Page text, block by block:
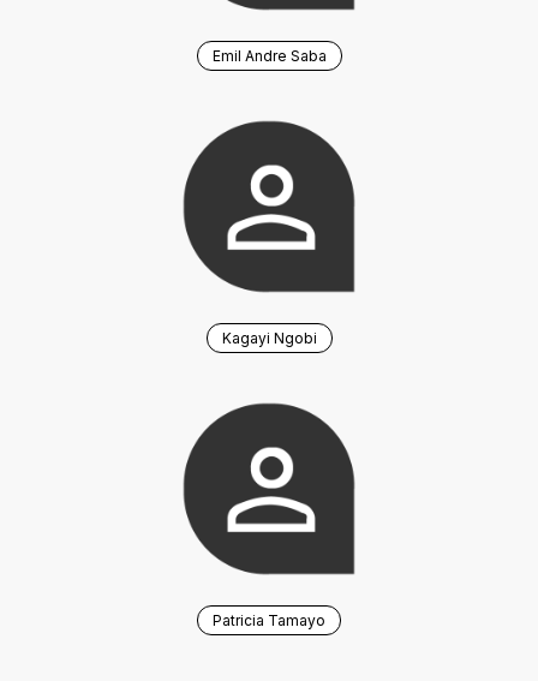
Emil Andre Saba
Kagayi Ngobi
Patricia Tamayo